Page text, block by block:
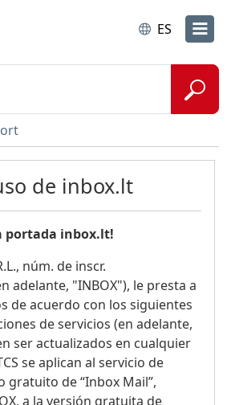
ES
de inbox.lt
portada inbox.lt!
núm. de inscr.
adelante, "INBOX"), le presta a
de acuerdo con los siguientes
de servicios (en adelante,
ser actualizados en cualquier
se aplican al servicio de
gratuito de “Inbox Mail”,
a la versión gratuita de